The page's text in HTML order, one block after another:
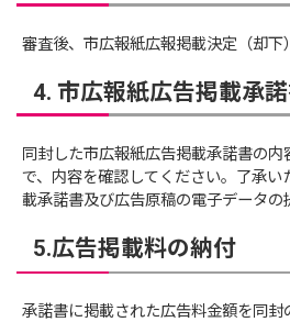
審査後、市広報紙広報掲載決定（却下
4. 市広報紙広告掲載承
同封した市広報紙広告掲載承諾書の
で、内容を確認してください。了承
載承諾書及び広告原稿の電子データの
5.広告掲載料の納付
承諾書に掲載された広告料金額を同封